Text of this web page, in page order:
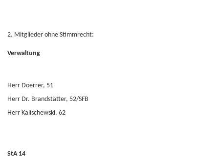
2. Mitglieder ohne Stimmrecht:
Verwaltung
Herr Doerrer, 51
Herr Dr. Brandstätter, 52/SFB
Herr Kalischewski, 62
StA 14